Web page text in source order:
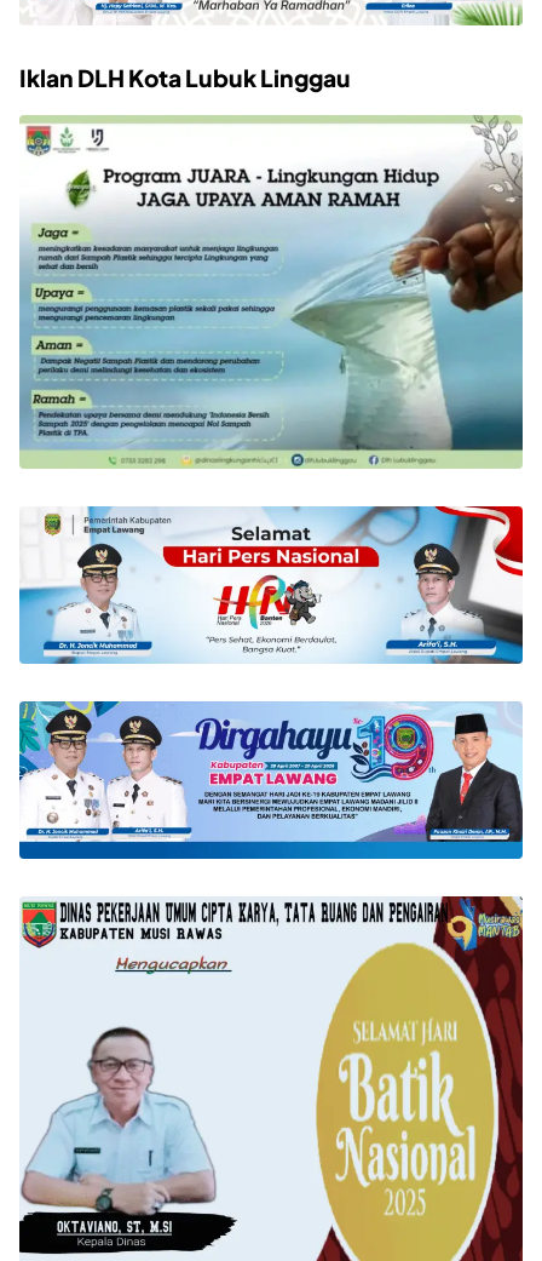
Iklan DLH Kota Lubuk Linggau